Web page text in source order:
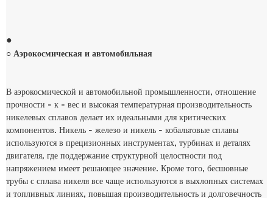
●
○ Аэрокосмическая и автомобильная
В аэрокосмической и автомобильной промышленности, отношение
прочности - к - вес и высокая температурная производительность
никелевых сплавов делает их идеальными для критических
компонентов. Никель - железо и никель - кобальтовые сплавы
используются в прецизионных инструментах, турбинах и деталях
двигателя, где поддержание структурной целостности под
напряжением имеет решающее значение. Кроме того, бесшовные
трубы с сплава никеля все чаще используются в выхлопных системах
и топливных линиях, повышая производительность и долговечность